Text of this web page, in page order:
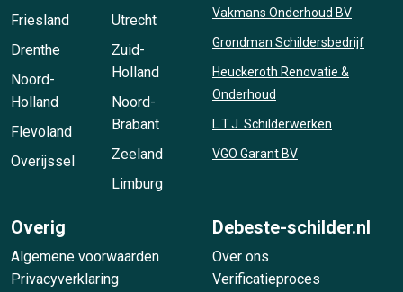
Friesland
Drenthe
Noord-
Holland
Flevoland
Overijssel
Utrecht
Zuid-
Holland
Noord-
Brabant
Zeeland
Limburg
Vakmans Onderhoud BV
Grondman Schildersbedrijf
Heuckeroth Renovatie &
Onderhoud
L.T.J. Schilderwerken
VGO Garant BV
Overig
Algemene voorwaarden
Privacyverklaring
Debeste-schilder.nl
Over ons
Verificatieproces